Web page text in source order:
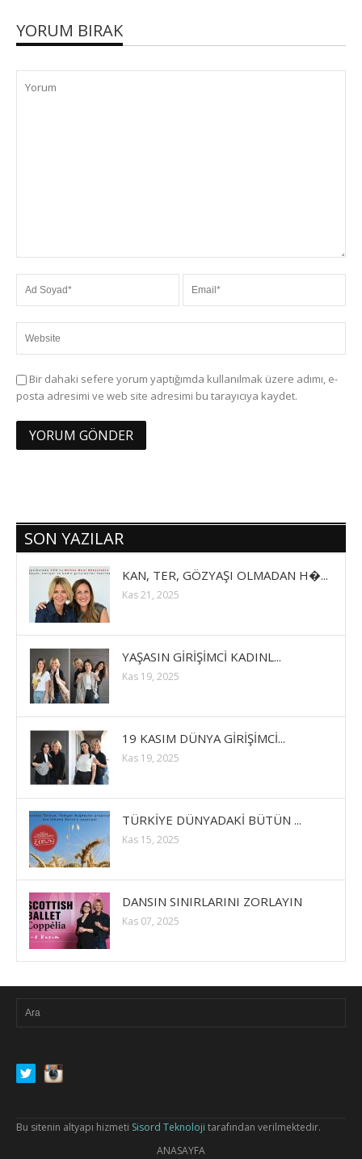
YORUM BIRAK
Bir dahaki sefere yorum yaptığımda kullanılmak üzere adımı, e-
posta adresimi ve web site adresimi bu tarayıcıya kaydet.
SON YAZILAR
KAN, TER, GÖZYAŞI OLMADAN H�...
Kas 21, 2025
YAŞASIN GİRİŞİMCİ KADINL...
Kas 19, 2025
19 KASIM DÜNYA GİRİŞİMCİ...
Kas 19, 2025
TÜRKİYE DÜNYADAKİ BÜTÜN ...
Kas 15, 2025
DANSIN SINIRLARINI ZORLAYIN
Kas 07, 2025
Bu sitenin altyapı hizmeti Sisord Teknoloji tarafından verilmektedir.
ANASAYFA